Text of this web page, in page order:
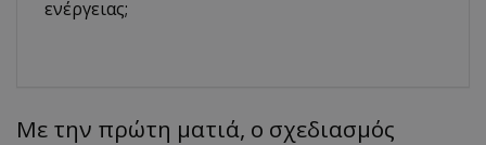
ενέργειας;
Με την πρώτη ματιά, ο σχεδιασμός